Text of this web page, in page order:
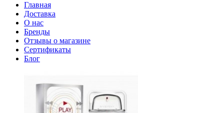
Главная
Доставка
О нас
Бренды
Отзывы о магазине
Сертификаты
Блог